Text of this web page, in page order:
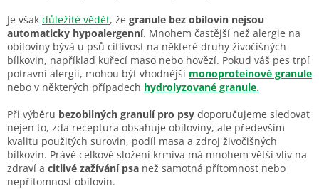
k
y
v
ý
p
i
u
Je však důležité vědět, že granule bez obilovin nejsou
automaticky hypoalergenní. Mnohem častější než alergie na
obiloviny bývá u psů citlivost na některé druhy živočišných
bílkovin, například kuřecí maso nebo hovězí. Pokud váš pes trpí
potravní alergií, mohou být vhodnější monoproteinové granule
nebo v některých případech hydrolyzované granule.
Při výběru bezobilných granulí pro psy doporučujeme sledovat
nejen to, zda receptura obsahuje obiloviny, ale především
kvalitu použitých surovin, podíl masa a zdroj živočišných
bílkovin. Právě celkové složení krmiva má mnohem větší vliv na
zdraví a citlivé zažívání psa než samotná přítomnost nebo
nepřítomnost obilovin.